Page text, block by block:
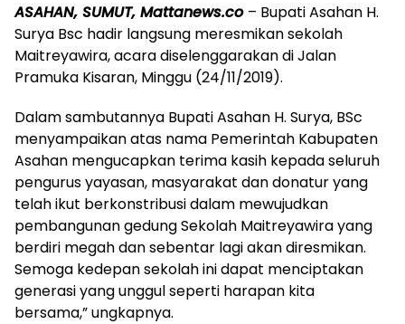
ASAHAN, SUMUT, Mattanews.co – Bupati Asahan H.
Surya Bsc hadir langsung meresmikan sekolah
Maitreyawira, acara diselenggarakan di Jalan
Pramuka Kisaran, Minggu (24/11/2019).
Dalam sambutannya Bupati Asahan H. Surya, BSc
menyampaikan atas nama Pemerintah Kabupaten
Asahan mengucapkan terima kasih kepada seluruh
pengurus yayasan, masyarakat dan donatur yang
telah ikut berkonstribusi dalam mewujudkan
pembangunan gedung Sekolah Maitreyawira yang
berdiri megah dan sebentar lagi akan diresmikan.
Semoga kedepan sekolah ini dapat menciptakan
generasi yang unggul seperti harapan kita
bersama,” ungkapnya.